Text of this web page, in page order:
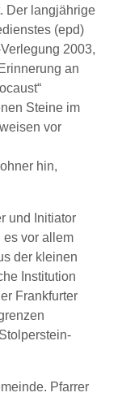
Der langjährige
(epd)
2003,
an
Steine im
vor
hin,
und Initiator
es vor allem
der kleinen
Institution
Frankfurter
Pfarrer